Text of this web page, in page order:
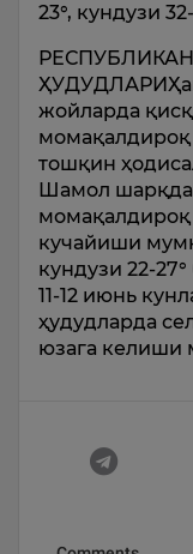
23°, кундузи
жойларда
тошқин
Шамол
момақалдироқ
кучайиши
кундузи 22-
11-12 июнь
ҳудудларда
юзага келиши